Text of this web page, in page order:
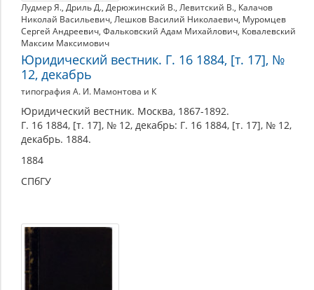
Лудмер Я., Дриль Д., Дерюжинский В., Левитский В., Калачов
Николай Васильевич, Лешков Василий Николаевич, Муромцев
Сергей Андреевич, Фальковский Адам Михайлович, Ковалевский
Максим Максимович
Юридический вестник. Г. 16 1884, [т. 17], №
12, декабрь
типография А. И. Мамонтова и К
Юридический вестник. Москва, 1867-1892.
Г. 16 1884, [т. 17], № 12, декабрь: Г. 16 1884, [т. 17], № 12,
декабрь. 1884.
1884
СПбГУ